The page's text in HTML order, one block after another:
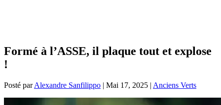
Formé à l’ASSE, il plaque tout et explose
!
Posté parAlexandre Sanfilippo | Mai 17, 2025 | Anciens Verts